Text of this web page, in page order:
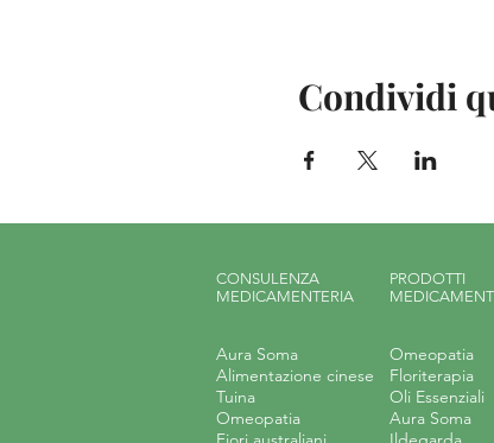
Condividi
CONSULENZA
MEDICAMENTERIA
PRODOTTI
Aura Soma
Alimentazione cinese
Tuina
Omeopatia
Omeopatia
Floriterapia
Oli Essenziali
Aura Soma